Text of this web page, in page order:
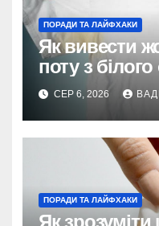
ПОРАДИ ТА ЛАЙФХАКИ
Як вивести
поту з
СЕР 6, 2026
ПОРАДИ ТА ЛАЙФХАКИ